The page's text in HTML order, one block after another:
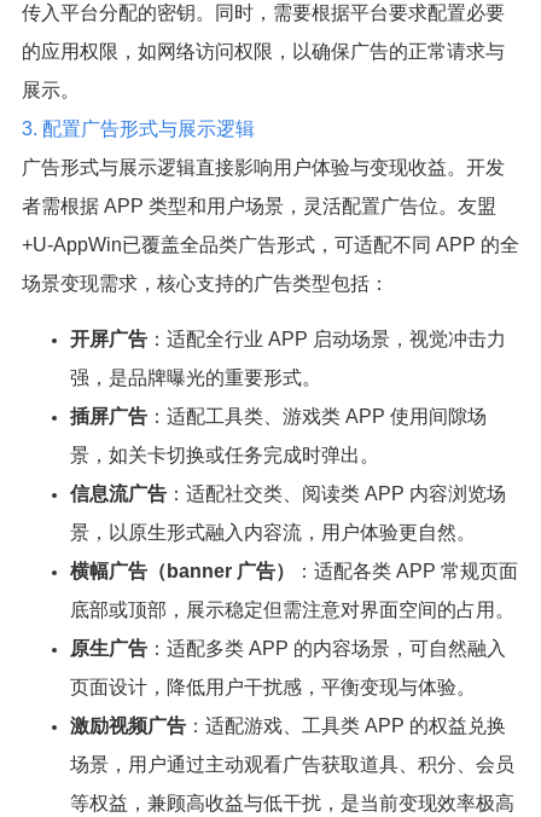
传入平台分配的密钥。同时，需要根据平台要求配置必要
的应用权限，如网络访问权限，以确保广告的正常请求与
展示。
3. 配置广告形式与展示逻辑
广告形式与展示逻辑直接影响用户体验与变现收益。开发
者需根据 APP 类型和用户场景，灵活配置广告位。友盟
+U-AppWin已覆盖全品类广告形式，可适配不同 APP 的全
场景变现需求，核心支持的广告类型包括：
开屏广告：适配全行业 APP 启动场景，视觉冲击力
强，是品牌曝光的重要形式。
插屏广告：适配工具类、游戏类 APP 使用间隙场
景，如关卡切换或任务完成时弹出。
信息流广告：适配社交类、阅读类 APP 内容浏览场
景，以原生形式融入内容流，用户体验更自然。
横幅广告（banner 广告）
：适配各类 APP 常规页面
底部或顶部，展示稳定但需注意对界面空间的占用。
原生广告：适配多类 APP 的内容场景，可自然融入
页面设计，降低用户干扰感，平衡变现与体验。
激励视频广告：适配游戏、工具类 APP 的权益兑换
场景，用户通过主动观看广告获取道具、积分、会员
等权益，兼顾高收益与低干扰，是当前变现效率极高